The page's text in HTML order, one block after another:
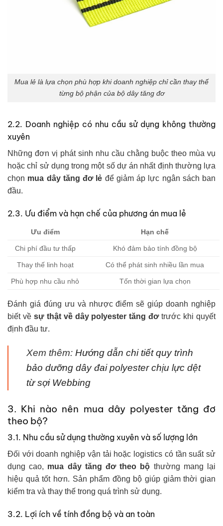
Mua lẻ là lựa chọn phù hợp khi doanh nghiệp chỉ cần thay thế
từng bộ phận của bộ dây tăng đơ
2.2. Doanh nghiệp có nhu cầu sử dụng không thường
xuyên
Những đơn vị phát sinh nhu cầu chằng buộc theo mùa vụ
hoặc chỉ sử dụng trong một số dự án nhất định thường lựa
chọn mua dây tăng đơ lẻ để giảm áp lực ngân sách ban
đầu.
2.3. Ưu điểm và hạn chế của phương án mua lẻ
Ưu điểm Hạn chế
Chi phí đầu tư thấp Khó đảm bảo tính đồng bộ
Thay thế linh hoạt Có thể phát sinh nhiều lần mua
Phù hợp nhu cầu nhỏ Tốn thời gian lựa chọn
Đánh giá đúng ưu và nhược điểm sẽ giúp doanh nghiệp
biết về sự thật về dây polyester tăng đơtrước khi quyết
định đầu tư.
Xem thêm: Hướng dẫn chi tiết quy trình
bảo dưỡng dây đai polyester chịu lực dệt
từ sợi Webbing
3. Khi nào nên mua dây polyester tăng đơ
theo bộ?
3.1. Nhu cầu sử dụng thường xuyên và số lượng lớn
Đối với doanh nghiệp vận tải hoặc logistics có tần suất sử
dụng cao, mua dây tăng đơ theo bộ thường mang lại
hiệu quả tốt hơn. Sản phẩm đồng bộ giúp giảm thời gian
kiểm tra và thay thế trong quá trình sử dụng.
3.2. Lợi ích về tính đồng bộ và an toàn